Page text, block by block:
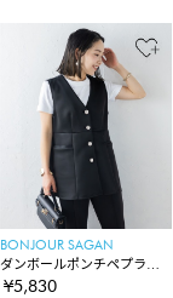
BONJOUR SAGAN
ダンボールポンチペプラム
ベスト
¥5,830